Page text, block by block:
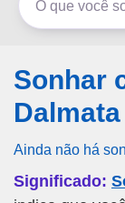
Sonhar
Dalmata
Ainda não há
Significado: